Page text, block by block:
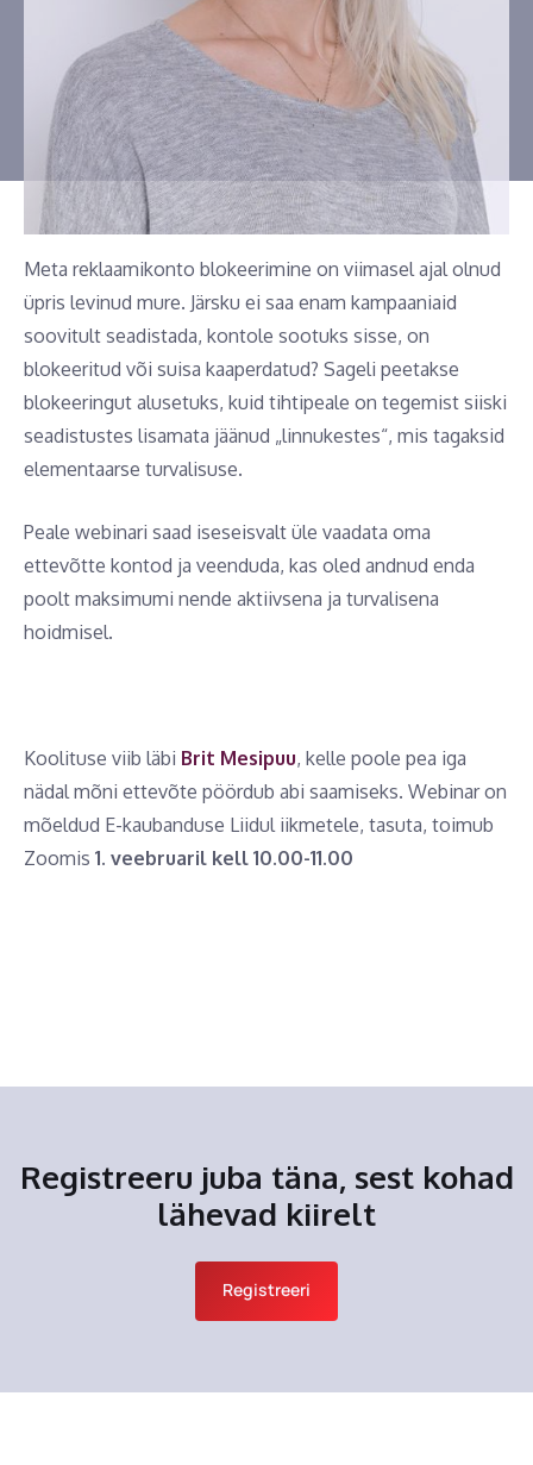
Meta reklaamikonto blokeerimine on viimasel ajal olnud
üpris levinud mure. Järsku ei saa enam kampaaniaid
soovitult seadistada, kontole sootuks sisse, on
blokeeritud või suisa kaaperdatud? Sageli peetakse
blokeeringut alusetuks, kuid tihtipeale on tegemist siiski
seadistustes lisamata jäänud „linnukestes“, mis tagaksid
elementaarse turvalisuse.
Peale webinari saad iseseisvalt üle vaadata oma
ettevõtte kontod ja veenduda, kas oled andnud enda
poolt maksimumi nende aktiivsena ja turvalisena
hoidmisel.
Koolituse viib läbi Brit Mesipuu, kelle poole pea iga
nädal mõni ettevõte pöördub abi saamiseks. Webinar on
mõeldud E-kaubanduse Liidul iikmetele, tasuta, toimub
Zoomis 1. veebruaril kell 10.00-11.00
Registreeru juba täna, sest kohad
lähevad kiirelt
Registreeri